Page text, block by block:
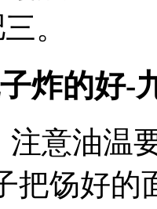
。
炸的好-
注意油温
把饧好